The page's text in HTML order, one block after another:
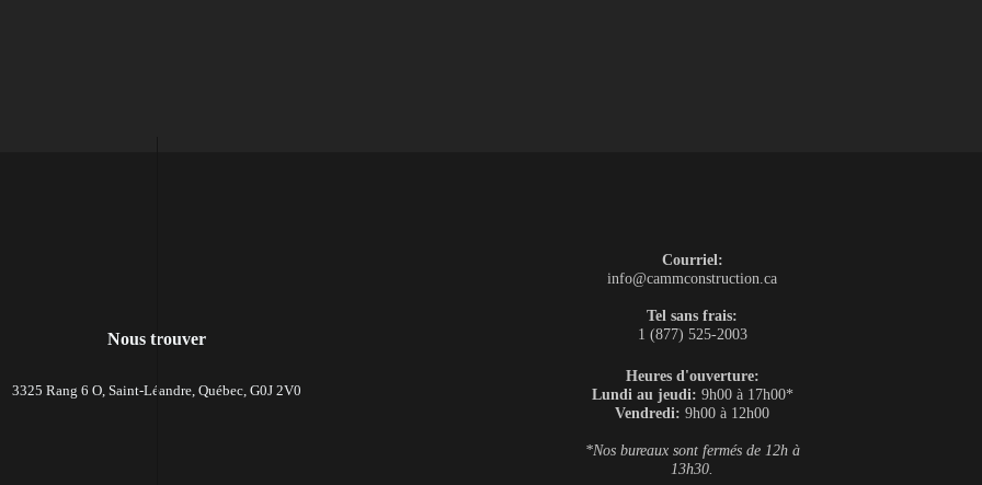
Nous trouver
3325 Rang 6 O, Saint-Léandre, Québec, G0J 2V0
Courriel:
info@cammconstruction.ca
Tel sans frais:
1 (877) 525-2003
Heures d'ouverture:
Lundi au jeudi: 9h00 à 17h00*
Vendredi: 9h00 à 12h00
*Nos bureaux sont fermés de 12h à
13h30.